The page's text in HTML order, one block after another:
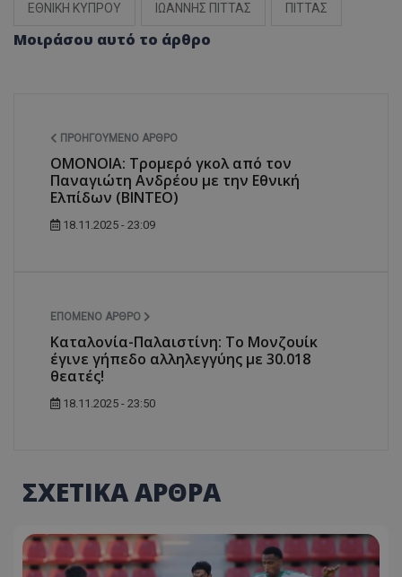
ΕΘΝΙΚΗ ΚΥΠΡΟΥ ΙΩΑΝΝΗΣ ΠΙΤΤΑΣ ΠΙΤΤΑΣ
Μοιράσου αυτό το άρθρο
ΠΡΟΗΓΟΎΜΕΝΟ ΆΡΘΡΟ
ΟΜΟΝΟΙΑ: Τρομερό γκολ από τον
Παναγιώτη Ανδρέου με την Εθνική
Ελπίδων (ΒΙΝΤΕΟ)
18.11.2025 - 23:09
ΕΠΌΜΕΝΟ ΆΡΘΡΟ
Καταλονία-Παλαιστίνη: Το Μονζουίκ
έγινε γήπεδο αλληλεγγύης με 30.018
θεατές!
18.11.2025 - 23:50
ΣΧΕΤΙΚΑ ΑΡΘΡΑ